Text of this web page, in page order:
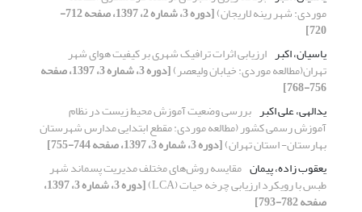
موردی: شهر رینه لاریجان) [دوره 3، شماره 2، 1397، صفحه 712-
720]
یاسیان، اکبر ارزیابی اثرات ترافیک شهری بر کیفیت هوای شهر
تهران(مطالعه موردی: خیابان ولیعصر) [دوره 3، شماره 3، 1397، صفحه
756-768]
یدالهی، علی اکبر بررسی وضعیت آموزش محیط زیست در نظام
آموزش رسمی کشور (مطالعه موردی: مقطع ابتدایی مدارس شهرستان
بهارستان- استان تهران)[دوره 3، شماره 3، 1397، صفحه 744-755]
یعقوب زاده، پیمان مقایسه روش‌های مختلف مدیریت پسماند شهر
طبس با رویکرد ارزیابی چرخه حیات (LCA) [دوره 3، شماره 3، 1397،
صفحه 782-793]